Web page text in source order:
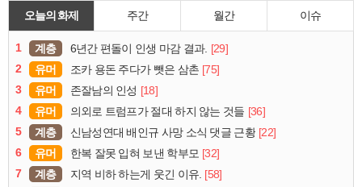
오늘의 화제 주간 월간 이슈
1 계층 6년간 편돌이 인생 마감 결과. [29]
2
유머 조카 용돈 주다가 뺏은 삼촌 [75]
3
유머 존잘남의 인성 [18]
4
유머 의외로 트럼프가 절대 하지 않는 것들 [36]
5
계층 신남성연대 배인규 사망 소식 댓글 근황 [22]
6
유머 한복 잘못 입혀 보낸 학부모 [32]
7
계층 지역 비하 하는게 웃긴 이유. [58]